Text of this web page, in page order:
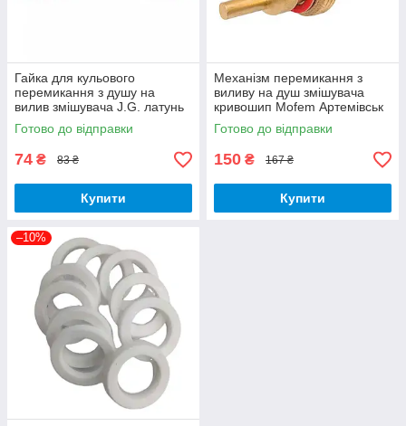
Гайка для кульового
перемикання з душу на
вилив змішувача J.G. латунь
Готово до відправки
74 ₴ 83 ₴
Купити
Механізм перемикання з
виливу на душ змішувача
кривошип Mofem Артемівськ
різьба 26 мм латунь
Готово до відправки
150 ₴ 167 ₴
Купити
–10%